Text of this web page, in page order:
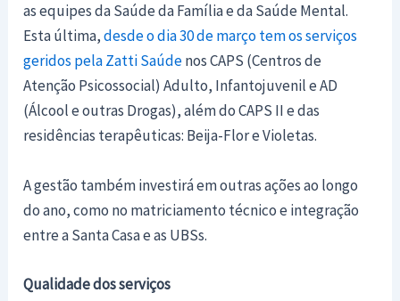
as equipes da Saúde da Família e da Saúde Mental.
Esta última,desde o dia 30 de março tem os serviços
geridos pela Zatti Saúdenos CAPS (Centros de
Atenção Psicossocial) Adulto, Infantojuvenil e AD
(Álcool e outras Drogas), além do CAPS II e das
residências terapêuticas: Beija-Flor e Violetas.
A gestão também investirá em outras ações ao longo
do ano, como no matriciamento técnico e integração
entre a Santa Casa e as UBSs.
Qualidade dos serviços